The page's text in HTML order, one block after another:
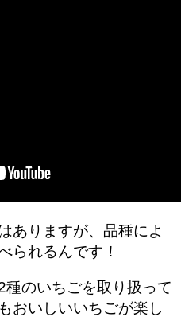
ありますが、品種によ
られるんです！
のいちごを取り扱って
おいしいいちごが楽し